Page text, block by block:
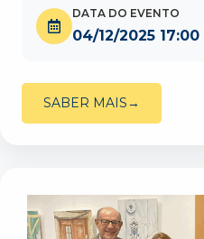
DATA DO EVENTO
04/12/2025 17:00
SABER MAIS